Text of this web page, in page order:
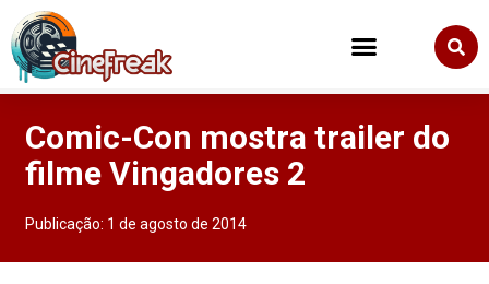
Comic-Con mostra trailer do
filme Vingadores 2
Publicação: 1 de agosto de 2014